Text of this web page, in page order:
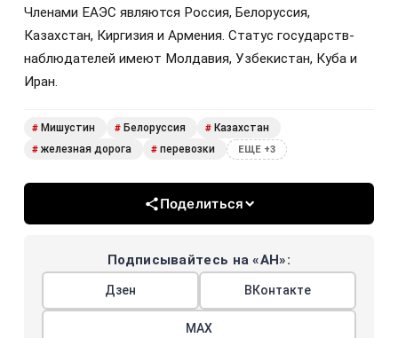
Членами ЕАЭС являются Россия, Белоруссия,
Казахстан, Киргизия и Армения. Статус государств-
наблюдателей имеют Молдавия, Узбекистан, Куба и
Иран.
# Мишустин # Белоруссия # Казахстан
# железная дорога # перевозки ЕЩЕ +3
Поделиться
Подписывайтесь на «АН»:
Дзен ВКонтакте
МАХ